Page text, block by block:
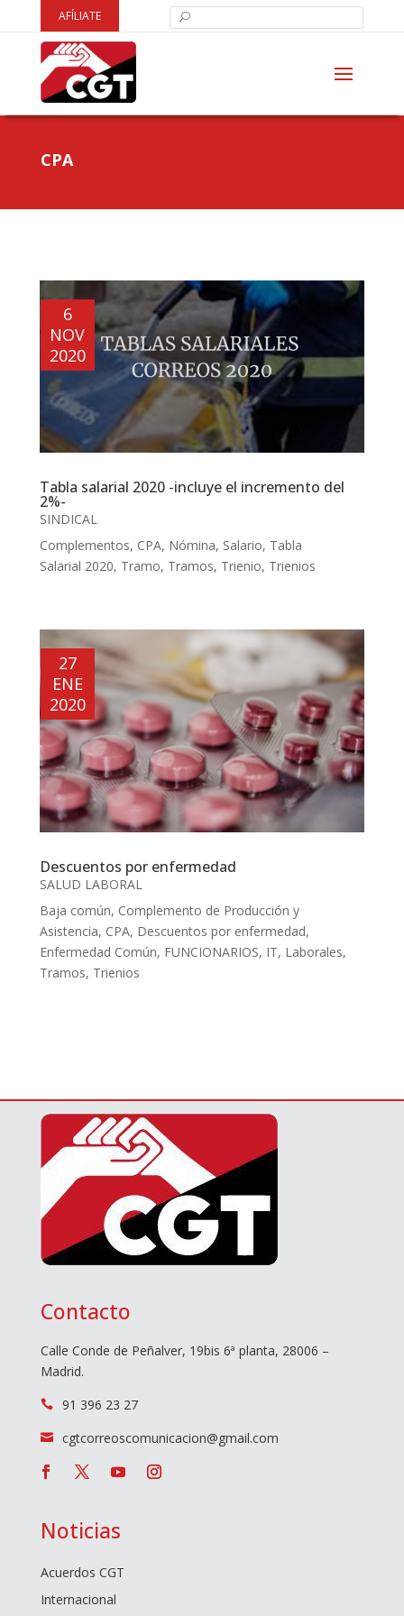
AFÍLIATE
CPA
Tabla salarial 2020 -incluye el incremento del
2%-
6
NOV
2020
SINDICAL
Complementos, CPA, Nómina, Salario, Tabla
Salarial 2020, Tramo, Tramos, Trienio, Trienios
Descuentos por enfermedad
27
ENE
2020
SALUD LABORAL
Baja común, Complemento de Producción y
Asistencia, CPA, Descuentos por enfermedad,
Enfermedad Común, FUNCIONARIOS, IT, Laborales,
Tramos, Trienios
Contacto
Calle Conde de Peñalver, 19bis 6ª planta, 28006 –
Madrid.
 91 396 23 27
 cgtcorreoscomunicacion@gmail.com
Noticias
Acuerdos CGT
Internacional